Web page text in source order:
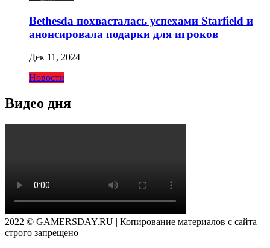
Bethesda похвасталась успехами Starfield и
анонсировала подарки для игроков
Дек 11, 2024
Новости
Видео дня
2022 © GAMERSDAY.RU | Копирование материалов с сайта
строго запрещено